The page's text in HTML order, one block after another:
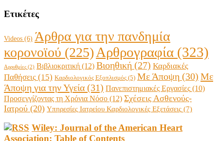
Ετικέτες
Videos (6) Άρθρα για την πανδημία
κορονοϊού (225) Αρθρογραφία (323)
Αρρυθμίες (2) Βιβλιοκριτική (12) Βιοηθική (27) Καρδιακές
Παθήσεις (15) Καρδιολογικός Εξοπλισμός (5) Με Άποψη (30) Με
Άποψη για την Υγεία (31) Πανεπιστημιακές Εργασίες (10)
Προσεγγίζοντας τη Χρόνια Νόσο (12) Σχέσεις Ασθενούς-
Ιατρού (20) Υπηρεσίες Ιατρείου Καρδιολογικές Εξετάσεις (7)
Wiley: Journal of the American Heart
Association: Table of Contents